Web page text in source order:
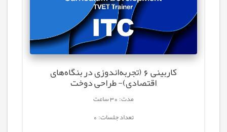
کاربینی 6 (تجربه‌اندوزی در بنگاه‌های
اقتصادی)- طراحی دوخت
مدت: 30 ساعت
تعداد جلسات: 0